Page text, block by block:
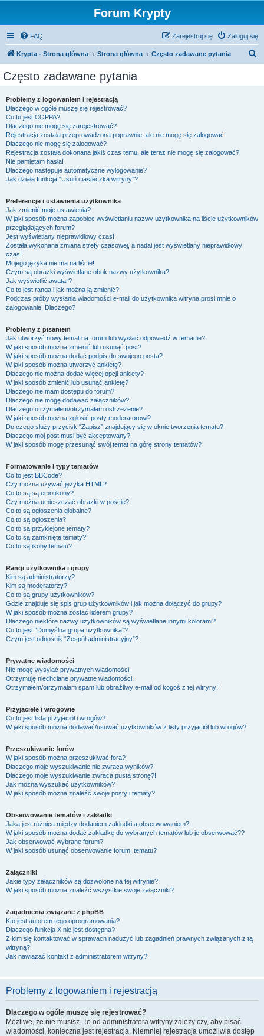
Forum Krypty
FAQ Zaloguj się
Zarejestruj się
Krypta - Strona główna Strona główna Często zadawane pytania
Często zadawane pytania
Problemy z logowaniem i rejestracją
Dlaczego w ogóle muszę się rejestrować?
Co to jest COPPA?
Dlaczego nie mogę się zarejestrować?
Rejestracja została przeprowadzona poprawnie, ale nie mogę się zalogować!
Dlaczego nie mogę się zalogować?
Rejestracja została dokonana jakiś czas temu, ale teraz nie mogę się zalogować?!
Nie pamiętam hasła!
Dlaczego następuje automatyczne wylogowanie?
Jak działa funkcja “Usuń ciasteczka witryny”?
Preferencje i ustawienia użytkownika
Jak zmienić moje ustawienia?
W jaki sposób można zapobiec wyświetlaniu nazwy użytkownika na liście użytkowników
przeglądających forum?
Jest wyświetlany nieprawidłowy czas!
Została wykonana zmiana strefy czasowej, a nadal jest wyświetlany nieprawidłowy
czas!
Mojego języka nie ma na liście!
Czym są obrazki wyświetlane obok nazwy użytkownika?
Jak wyświetlić awatar?
Co to jest ranga i jak można ją zmienić?
Podczas próby wysłania wiadomości e-mail do użytkownika witryna prosi mnie o
zalogowanie. Dlaczego?
Problemy z pisaniem
Jak utworzyć nowy temat na forum lub wysłać odpowiedź w temacie?
W jaki sposób można zmienić lub usunąć post?
W jaki sposób można dodać podpis do swojego posta?
W jaki sposób można utworzyć ankietę?
Dlaczego nie można dodać więcej opcji ankiety?
W jaki sposób zmienić lub usunąć ankietę?
Dlaczego nie mam dostępu do forum?
Dlaczego nie mogę dodawać załączników?
Dlaczego otrzymałem/otrzymałam ostrzeżenie?
W jaki sposób można zgłosić posty moderatorowi?
Do czego służy przycisk “Zapisz” znajdujący się w oknie tworzenia tematu?
Dlaczego mój post musi być akceptowany?
W jaki sposób mogę przesunąć swój temat na górę strony tematów?
Formatowanie i typy tematów
Co to jest BBCode?
Czy można używać języka HTML?
Co to są są emotikony?
Czy można umieszczać obrazki w poście?
Co to są ogłoszenia globalne?
Co to są ogłoszenia?
Co to są przyklejone tematy?
Co to są zamknięte tematy?
Co to są ikony tematu?
Rangi użytkownika i grupy
Kim są administratorzy?
Kim są moderatorzy?
Co to są grupy użytkowników?
Gdzie znajduje się spis grup użytkowników i jak można dołączyć do grupy?
W jaki sposób można zostać liderem grupy?
Dlaczego niektóre nazwy użytkowników są wyświetlane innymi kolorami?
Co to jest “Domyślna grupa użytkownika”?
Czym jest odnośnik “Zespół administracyjny”?
Prywatne wiadomości
Nie mogę wysyłać prywatnych wiadomości!
Otrzymuję niechciane prywatne wiadomości!
Otrzymałem/otrzymałam spam lub obraźliwy e-mail od kogoś z tej witryny!
Przyjaciele i wrogowie
Co to jest lista przyjaciół i wrogów?
W jaki sposób można dodawać/usuwać użytkowników z listy przyjaciół lub wrogów?
Przeszukiwanie forów
W jaki sposób można przeszukiwać fora?
Dlaczego moje wyszukiwanie nie zwraca wyników?
Dlaczego moje wyszukiwanie zwraca pustą stronę?!
Jak można wyszukać użytkowników?
W jaki sposób można znaleźć swoje posty i tematy?
Obserwowanie tematów i zakładki
Jaka jest różnica między dodaniem zakładki a obserwowaniem?
W jaki sposób można dodać zakładkę do wybranych tematów lub je obserwować??
Jak obserwować wybrane forum?
W jaki sposób usunąć obserwowanie forum, tematu?
Załączniki
Jakie typy załączników są dozwolone na tej witrynie?
W jaki sposób można znaleźć wszystkie swoje załączniki?
Zagadnienia związane z phpBB
Kto jest autorem tego oprogramowania?
Dlaczego funkcja X nie jest dostępna?
Z kim się kontaktować w sprawach nadużyć lub zagadnień prawnych związanych z tą
witryną?
Jak nawiązać kontakt z administratorem witryny?
Problemy z logowaniem i rejestracją
Dlaczego w ogóle muszę się rejestrować?
Możliwe, że nie musisz. To od administratora witryny zależy czy, aby pisać
wiadomości, konieczna jest rejestracja. Niemniej rejestracja umożliwia dostęp